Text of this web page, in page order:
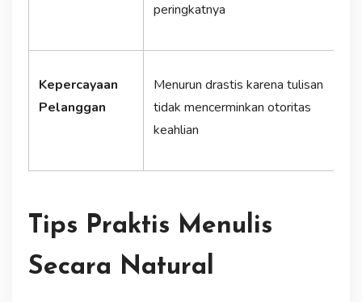
peringkatnya
Kepercayaan
Pelanggan
Menurun drastis karena tulisan
tidak mencerminkan otoritas
keahlian
Tips Praktis Menulis
Secara Natural